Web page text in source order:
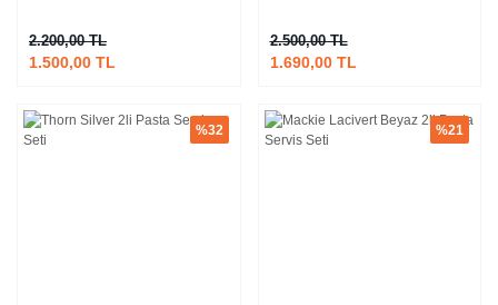
2.200,00 TL
1.500,00 TL
2.500,00 TL
1.690,00 TL
%32 %21